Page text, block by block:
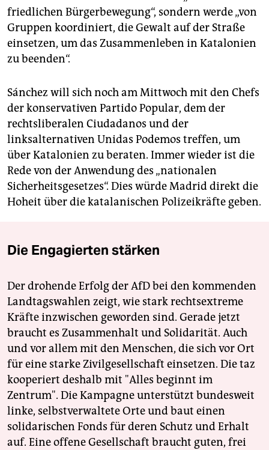
friedlichen Bürgerbewegung“, sondern werde „von
Gruppen koordiniert, die Gewalt auf der Straße
einsetzen, um das Zusammenleben in Katalonien
zu beenden“.
Sánchez will sich noch am Mittwoch mit den Chefs
der konservativen Partido Popular, dem der
rechtsliberalen Ciudadanos und der
linksalternativen Unidas Podemos treffen, um
über Katalonien zu beraten. Immer wieder ist die
Rede von der Anwendung des „nationalen
Sicherheitsgesetzes“. Dies würde Madrid direkt die
Hoheit über die katalanischen Polizeikräfte geben.
Die Engagierten stärken
Der drohende Erfolg der AfD bei den kommenden
Landtagswahlen zeigt, wie stark rechtsextreme
Kräfte inzwischen geworden sind. Gerade jetzt
braucht es Zusammenhalt und Solidarität. Auch
und vor allem mit den Menschen, die sich vor Ort
für eine starke Zivilgesellschaft einsetzen. Die taz
kooperiert deshalb mit "Alles beginnt im
Zentrum". Die Kampagne unterstützt bundesweit
linke, selbstverwaltete Orte und baut einen
solidarischen Fonds für deren Schutz und Erhalt
auf. Eine offene Gesellschaft braucht guten, frei